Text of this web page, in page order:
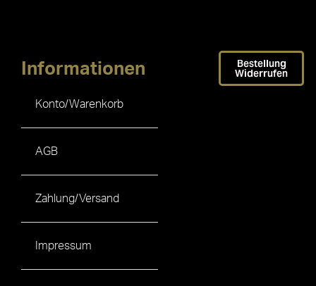
Informationen
Konto/Warenkorb
AGB
Zahlung/Versand
Impressum
Bestellung
Widerrufen